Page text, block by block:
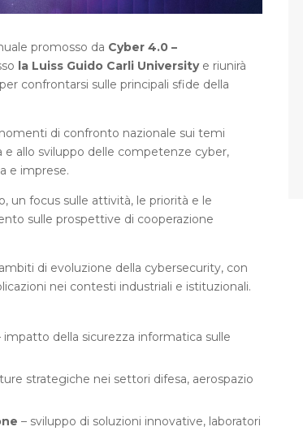
promosso da Cyber 4.0 –
la Luiss Guido Carli University e riunirà
confrontarsi sulle principali sfide della
di confronto nazionale sui temi
e allo sviluppo delle competenze cyber,
e imprese.
un focus sulle attività, le priorità e le
sulle prospettive di cooperazione
di evoluzione della cybersecurity, con
nei contesti industriali e istituzionali.
impatto della sicurezza informatica sulle
strategiche nei settori difesa, aerospazio
– sviluppo di soluzioni innovative, laboratori